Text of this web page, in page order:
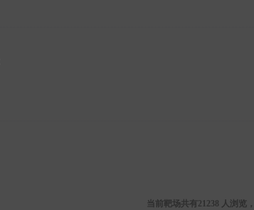
当前靶场共有 21238 人浏览，